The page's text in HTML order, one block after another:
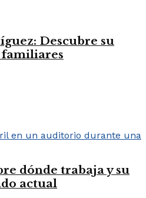
Descubre su
familiares
dónde trabaja y su
actual